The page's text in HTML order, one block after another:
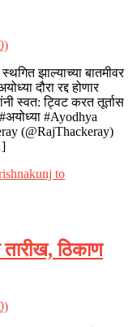
झाल्याच्या बातमीवर
दौरा रद्द होणार
स्वत: ट्विट करत तूर्तास
#Ayodhya
(@RajThackeray)
ठिकाण